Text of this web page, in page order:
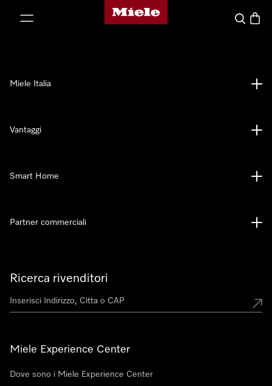
Homepage di Miele
Cerca
Ricerca rivenditori
Miele Experience Center
Dove sono i Miele Experience Center
Miele Italia
Vantaggi
Smart Home
Partner commerciali